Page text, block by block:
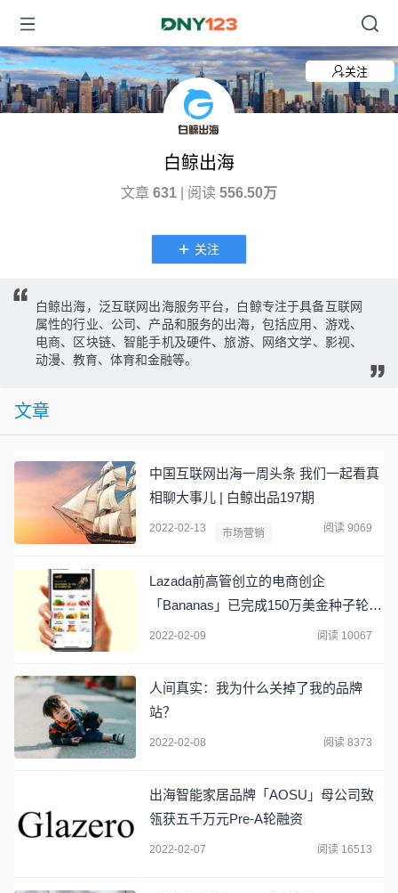
关注
白鲸出海
文章 631 | 阅读 556.50万
关注
白鲸出海，泛互联网出海服务平台，白鲸专注于具备互联网
属性的行业、公司、产品和服务的出海，包括应用、游戏、
电商、区块链、智能手机及硬件、旅游、网络文学、影视、
动漫、教育、体育和金融等。
文章
中国互联网出海一周头条 我们一起看真
相聊大事儿 | 白鲸出品197期
2022-02-13 市场营销 阅读 9069
Lazada前高管创立的电商创企
「Bananas」已完成150万美金种子轮融
资
2022-02-09 阅读 10067
人间真实：我为什么关掉了我的品牌
站？
2022-02-08 阅读 8373
出海智能家居品牌「AOSU」母公司致
瓴获五千万元Pre-A轮融资
2022-02-07 阅读 16513